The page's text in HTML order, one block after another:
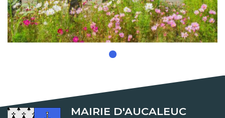
MAIRIE D'AUCALEUC